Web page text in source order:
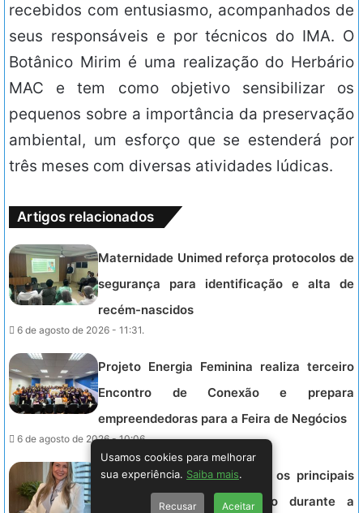
recebidos com entusiasmo, acompanhados de
seus responsáveis e por técnicos do IMA. O
Botânico Mirim é uma realização do Herbário
MAC e tem como objetivo sensibilizar os
pequenos sobre a importância da preservação
ambiental, um esforço que se estenderá por
três meses com diversas atividades lúdicas.
Artigos relacionados
Maternidade Unimed reforça protocolos de
segurança para identificação e alta de
recém-nascidos
6 de agosto de 2026 - 11:31.
Projeto Energia Feminina realiza terceiro
Encontro de Conexão e prepara
empreendedoras para a Feira de Negócios
6 de agosto de 2026 - 10:06.
Médica Nutróloga esclarece os principais
mitos sobre a alimentação durante a
Usamos cookies para melhorar
sua experiência. Saiba mais.
Recusar Aceitar